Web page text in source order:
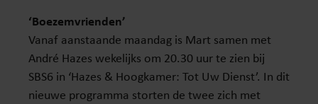
‘Boezemvrienden’
Vanaf aanstaande maandag is Mart samen met
André Hazes wekelijks om 20.30 uur te zien bij
SBS6 in ‘Hazes & Hoogkamer: Tot Uw Dienst’. In dit
nieuwe programma storten de twee zich met